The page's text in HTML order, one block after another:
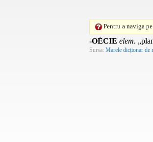
Pentru a naviga
-OÉCIE elem.
Sursa: Marele dicționar de